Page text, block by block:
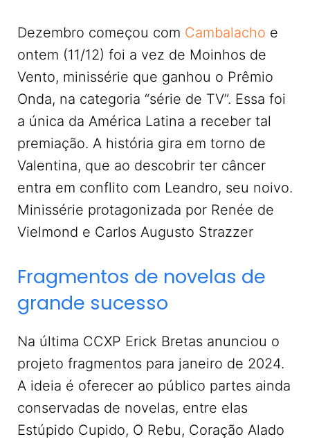
Dezembro começou com Cambalacho e
ontem (11/12) foi a vez de Moinhos de
Vento, minissérie que ganhou o Prêmio
Onda, na categoria “série de TV”. Essa foi
a única da América Latina a receber tal
premiação. A história gira em torno de
Valentina, que ao descobrir ter câncer
entra em conflito com Leandro, seu noivo.
Minissérie protagonizada por Renée de
Vielmond e Carlos Augusto Strazzer
Fragmentos de novelas de
grande sucesso
Na última CCXP Erick Bretas anunciou o
projeto fragmentos para janeiro de 2024.
A ideia é oferecer ao público partes ainda
conservadas de novelas, entre elas
Estúpido Cupido, O Rebu, Coração Alado